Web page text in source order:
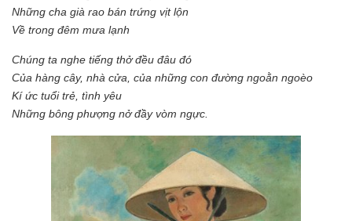
Những cha già rao bán trứng vịt lộn
Về trong đêm mưa lạnh
Chúng ta nghe tiếng thở đều đâu đó
Của hàng cây, nhà cửa, của những con đường ngoằn ngoèo
Kí ức tuổi trẻ, tình yêu
Những bông phượng nở đầy vòm ngực.